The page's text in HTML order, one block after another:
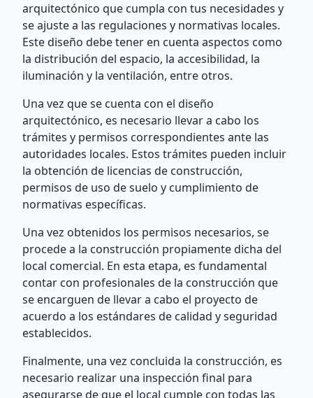
arquitectónico que cumpla con tus necesidades y
se ajuste a las regulaciones y normativas locales.
Este diseño debe tener en cuenta aspectos como
la distribución del espacio, la accesibilidad, la
iluminación y la ventilación, entre otros.
Una vez que se cuenta con el diseño
arquitectónico, es necesario llevar a cabo los
trámites y permisos correspondientes ante las
autoridades locales. Estos trámites pueden incluir
la obtención de licencias de construcción,
permisos de uso de suelo y cumplimiento de
normativas específicas.
Una vez obtenidos los permisos necesarios, se
procede a la construcción propiamente dicha del
local comercial. En esta etapa, es fundamental
contar con profesionales de la construcción que
se encarguen de llevar a cabo el proyecto de
acuerdo a los estándares de calidad y seguridad
establecidos.
Finalmente, una vez concluida la construcción, es
necesario realizar una inspección final para
asegurarse de que el local cumple con todas las